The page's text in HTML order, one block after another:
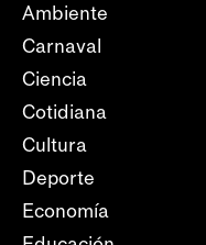
Ambiente
Carnaval
Ciencia
Cotidiana
Cultura
Deporte
Economía